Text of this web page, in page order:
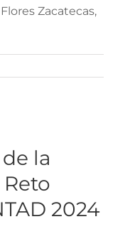
Zacatecas,
la
2024